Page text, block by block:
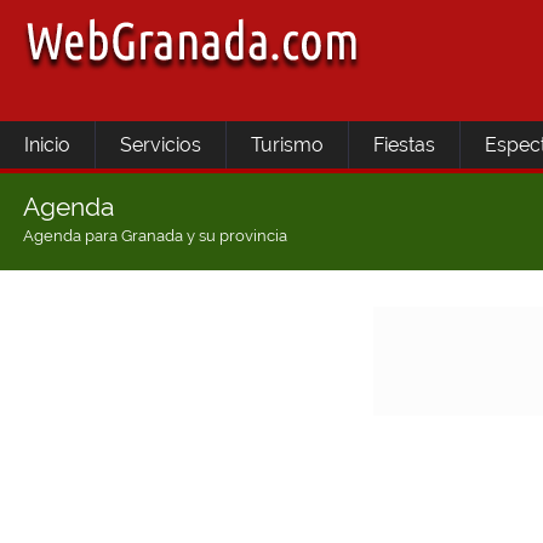
Inicio Servicios Turismo Fiestas
Agenda
Agenda para Granada y su provincia